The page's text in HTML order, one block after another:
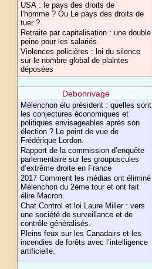
USA : le pays des droits de
l’homme ? Ou Le pays des droits de
tuer ?
Retraite par capitalisation : une double
peine pour les salariés.
Violences policières : loi du silence
sur le nombre global de plaintes
déposées
Debonrivage
Mélenchon élu président : quelles sont
les conjectures économiques et
politiques envisageables après son
élection ? Le point de vue de
Frédérique Lordon.
Rapport de la commission d’enquête
parlementaire sur les groupuscules
d’extrême droite en France
2017 Comment les médias ont éliminé
Mélenchon du 2ème tour et ont fait
élire Macron.
Chat Control et loi Laure Miller : vers
une société de surveillance et de
contrôle généralisés.
Pleins feux sur les Canadairs et les
incendies de forêts avec l’intelligence
artificielle.